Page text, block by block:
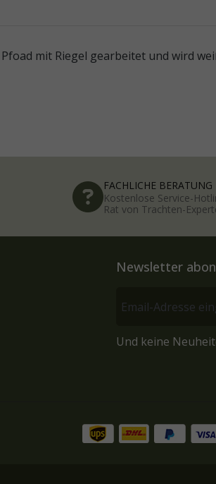
mit Riegel gearbeitet und wird
FACHLICHE BERATUNG
Kostenlose Service-
Rat von Trachten-
Newsletter
Und keine